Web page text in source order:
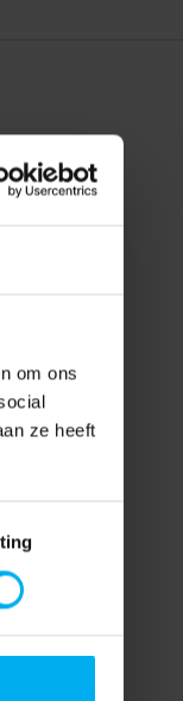
om ons
ze heeft